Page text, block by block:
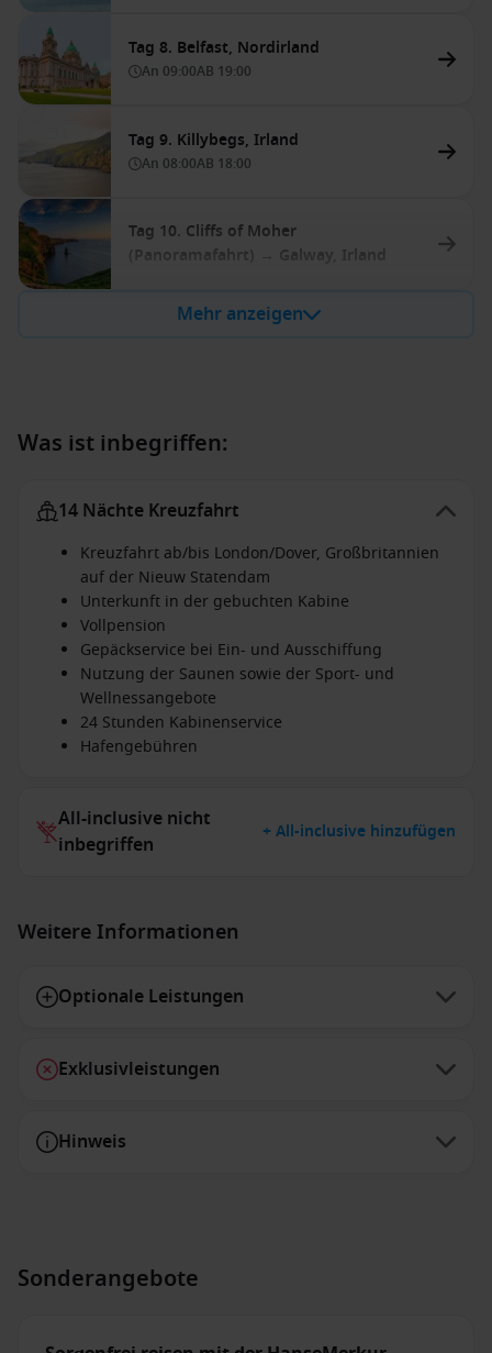
Tag 8. Belfast, Nordirland
An 09:00AB 19:00
Tag 9. Killybegs, Irland
An 08:00AB 18:00
Tag 10. Cliffs of Moher
(Panoramafahrt) → Galway, Irland
Mehr anzeigen
Was ist inbegriffen:
14 Nächte Kreuzfahrt
Kreuzfahrt ab/bis London/Dover, Großbritannien
auf der Nieuw Statendam
Unterkunft in der gebuchten Kabine
Vollpension
Gepäckservice bei Ein- und Ausschiffung
Nutzung der Saunen sowie der Sport- und
Wellnessangebote
24 Stunden Kabinenservice
Hafengebühren
All-inclusive nicht
inbegriffen
+ All-inclusive hinzufügen
Weitere Informationen
Optionale Leistungen
Exklusivleistungen
Hinweis
Sonderangebote